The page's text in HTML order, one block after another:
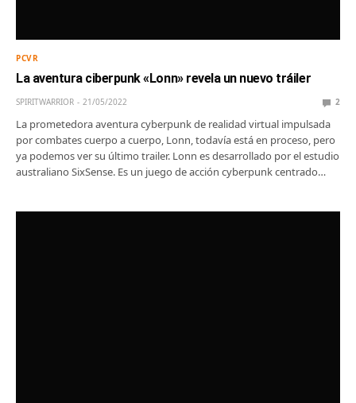
PCVR
La aventura ciberpunk «Lonn» revela un nuevo tráiler
SPIRITWARRIOR 21/05/2022 2
La prometedora aventura cyberpunk de realidad virtual impulsada
por combates cuerpo a cuerpo, Lonn, todavía está en proceso, pero
ya podemos ver su último trailer. Lonn es desarrollado por el estudio
australiano SixSense. Es un juego de acción cyberpunk centrado…